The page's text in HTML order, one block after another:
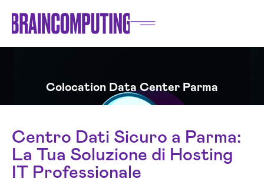
Colocation Data Center Parma
Centro Dati Sicuro a Parma:
La Tua Soluzione di Hosting
IT Professionale